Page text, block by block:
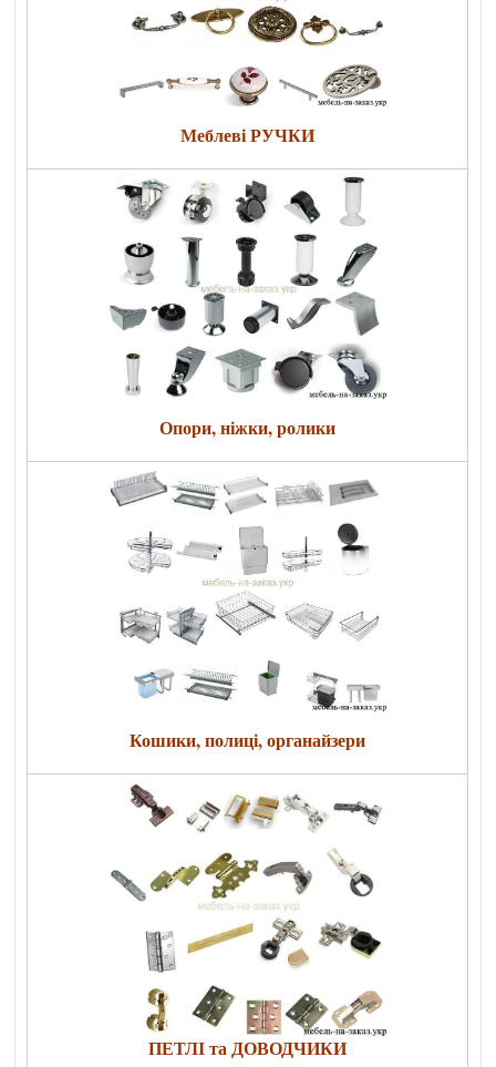
Меблеві РУЧКИ
Опори, ніжки, ролики
Кошики, полиці, органайзери
ПЕТЛІ та ДОВОДЧИКИ